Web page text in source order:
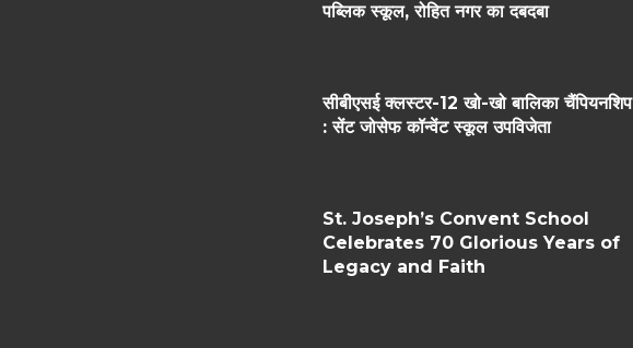
पब्लिक स्कूल, रोहित नगर का दबदबा
सीबीएसई क्लस्टर-12 खो-खो बालिका चैंपियनशिप
: सेंट जोसेफ कॉन्वेंट स्कूल उपविजेता
St. Joseph’s Convent School
Celebrates 70 Glorious Years of
Legacy and Faith